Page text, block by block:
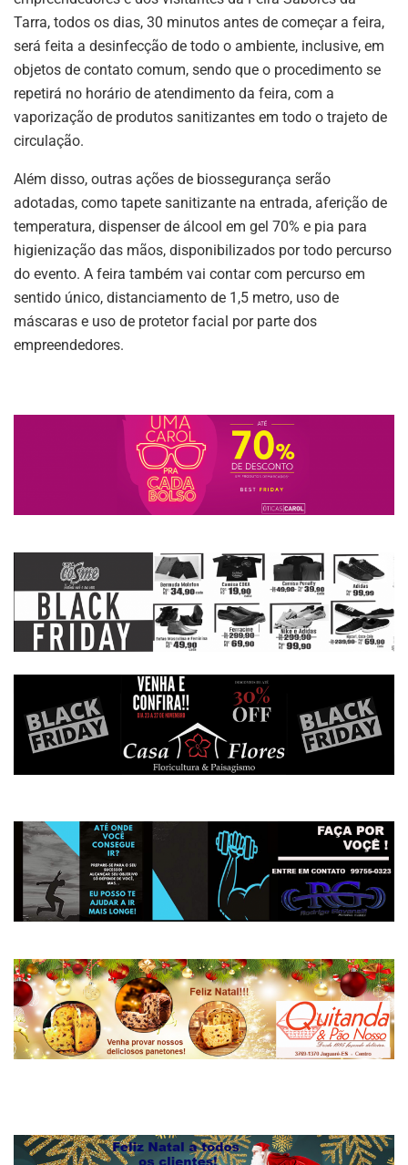
Tarra, todos os dias, 30 minutos antes de começar a feira,
será feita a desinfecção de todo o ambiente, inclusive, em
objetos de contato comum, sendo que o procedimento se
repetirá no horário de atendimento da feira, com a
vaporização de produtos sanitizantes em todo o trajeto de
circulação.
Além disso, outras ações de biossegurança serão
adotadas, como tapete sanitizante na entrada, aferição de
temperatura, dispenser de álcool em gel 70% e pia para
higienização das mãos, disponibilizados por todo percurso
do evento. A feira também vai contar com percurso em
sentido único, distanciamento de 1,5 metro, uso de
máscaras e uso de protetor facial por parte dos
empreendedores.